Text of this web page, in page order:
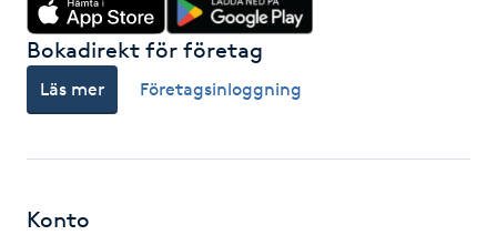
Face framing
Fet hårbotten
Bokadirekt för företag
Läs mer Företagsinloggning
Konto